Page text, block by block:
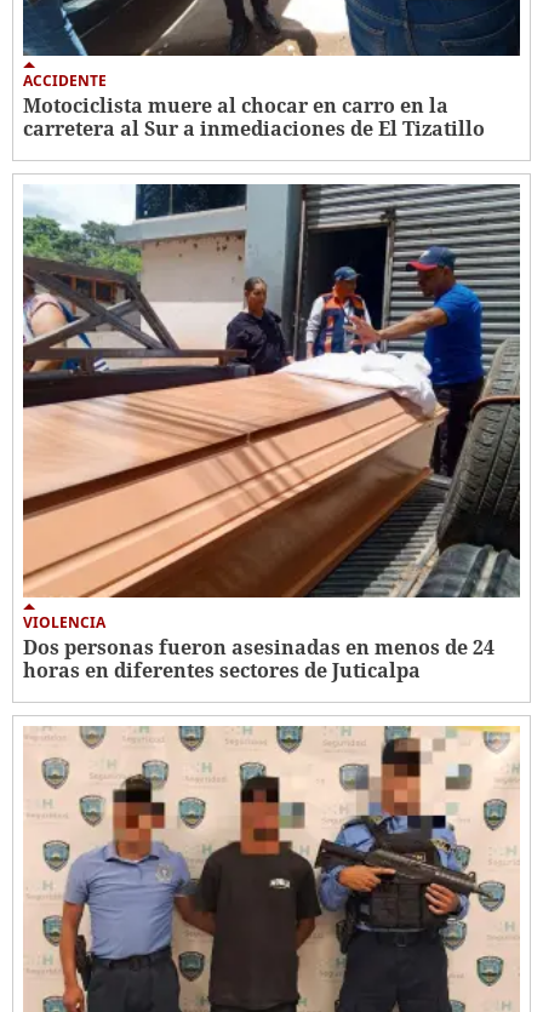
ACCIDENTE
Motociclista muere al chocar en carro en la
carretera al Sur a inmediaciones de El Tizatillo
VIOLENCIA
Dos personas fueron asesinadas en menos de 24
horas en diferentes sectores de Juticalpa